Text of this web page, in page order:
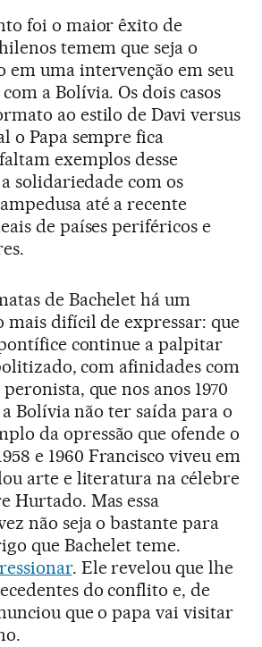
foi o maior êxito de
temem que seja o
em uma intervenção em seu
a Bolívia. Os dois casos
ao estilo de Davi versus
o Papa sempre fica
exemplos desse
solidariedade com os
até a recente
de países periféricos e
de Bachelet há um
mais difícil de expressar: que
continue a palpitar
com afinidades com
que nos anos 1970
Bolívia não ter saída para o
da opressão que ofende o
e 1960 Francisco viveu em
arte e literatura na célebre
Hurtado. Mas essa
não seja o bastante para
que Bachelet teme.
. Ele revelou que lhe
do conflito e, de
que o papa vai visitar